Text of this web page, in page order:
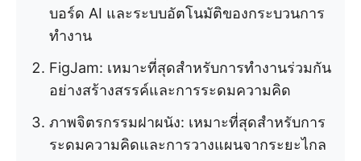
บอร์ด AI และระบบอัตโนมัติของกระบวนการ
ทำงาน
FigJam: เหมาะที่สุดสำหรับการทำงานร่วมกัน
อย่างสร้างสรรค์และการระดมความคิด
ภาพจิตรกรรมฝาผนัง: เหมาะที่สุดสำหรับการ
ระดมความคิดและการวางแผนจากระยะไกล